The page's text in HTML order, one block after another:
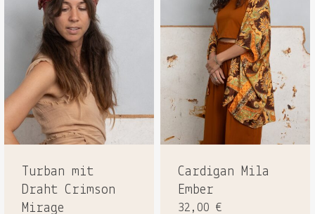
Es befinden sich keine Produkte
im Warenkorb.
GO TO SHOP
Turban mit
Draht Crimson
Mirage
Cardigan Mila
Ember
32,00 €